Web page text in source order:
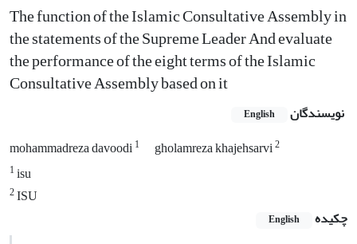
The function of the Islamic Consultative Assembly in
the statements of the Supreme Leader And evaluate
the performance of the eight terms of the Islamic
Consultative Assembly based on it
نویسندگان English
mohammadreza davoodi1 gholamreza khajehsarvi2
1isu
2ISU
چکیده
English